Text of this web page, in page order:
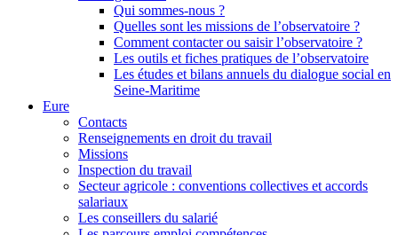
Qui sommes-nous ?
Quelles sont les missions de l’observatoire ?
Comment contacter ou saisir l’observatoire ?
Les outils et fiches pratiques de l’observatoire
Les études et bilans annuels du dialogue social en
Seine-Maritime
Eure
Contacts
Renseignements en droit du travail
Missions
Inspection du travail
Secteur agricole : conventions collectives et accords
salariaux
Les conseillers du salarié